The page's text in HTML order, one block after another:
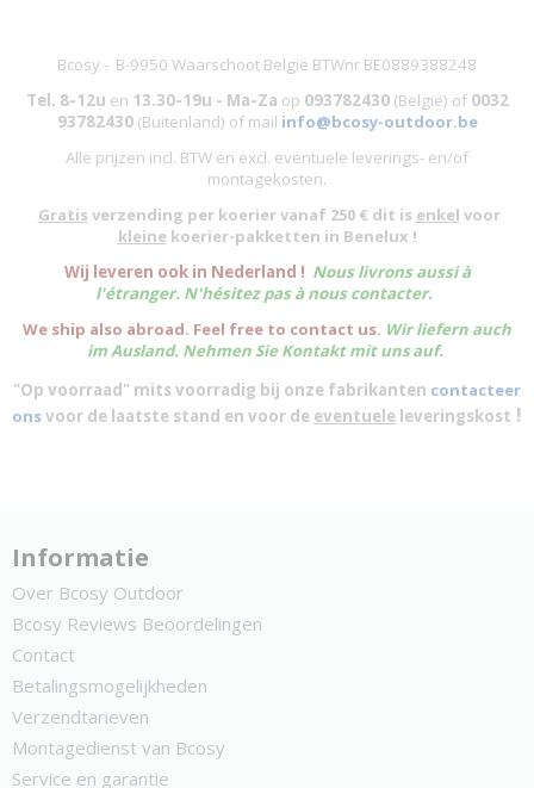
Bcosy - B-9950 Waarschoot België BTWnr BE0889388248
Tel. 8-12u en 13.30-19u - Ma-Za op 093782430(België) of 0032
93782430(Buitenland) of mail info@bcosy-outdoor.be
Alle prijzen incl. BTW en excl. eventuele leverings- en/of
montagekosten.
Gratis verzending per koerier vanaf 250 € dit is enkel voor
kleinekoerier-pakketten in Benelux !
Wij leveren ook in Nederland ! Nous livrons aussi à
l'étranger. N'hésitez pas à nous contacter.
We ship also abroad. Feel free to contact us. Wir liefern auch
im Ausland. Nehmen Sie Kontakt mit uns auf.
"Op voorraad" mits voorradig bij onze fabrikanten contacteer
onsvoor de laatste stand en voor de eventuele leveringskost !
Informatie
Over Bcosy Outdoor
Bcosy Reviews Beoordelingen
Contact
Betalingsmogelijkheden
Verzendtarieven
Montagedienst van Bcosy
Service en garantie